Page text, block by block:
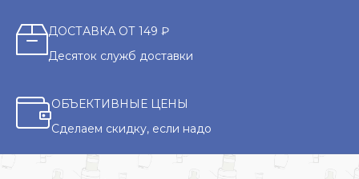
ДОСТАВКА ОТ 149 ₽
Десяток служб доставки
ОБЪЕКТИВНЫЕ ЦЕНЫ
Сделаем скидку, если надо